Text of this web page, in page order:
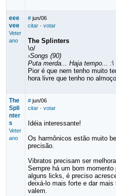
eee
vee
Veter
ano
# jun/06
citar· votar
The Splinters
\o/
›Songs (90)
Puta merda... Haja tempo... :\
Pior é que nem tenho muito
hora livre que tenho no
The
Spli
nter
s
Veter
ano
# jun/06
citar· votar
Idéia interessante!
Os harmônicos estão muito
precisão.
Vibratos precisam ser
Sempre há um bom
alguns licks, é preciso
deixá-lo mais forte e dar
valem.